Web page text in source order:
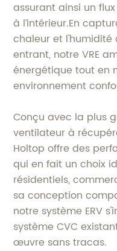
assurant ainsi un
à l’intérieur.En
chaleur et l'humidité
entrant, notre VRE
énergétique tout en
environnement
Conçu avec la plus
ventilateur à
Holtop offre des
qui en fait un choix
résidentiels,
sa conception
notre système ERV
système CVC
œuvre sans tracas.